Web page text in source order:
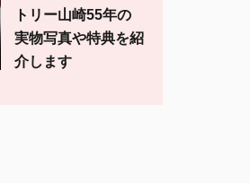
トリー山崎55年の
実物写真や特典を紹
介します